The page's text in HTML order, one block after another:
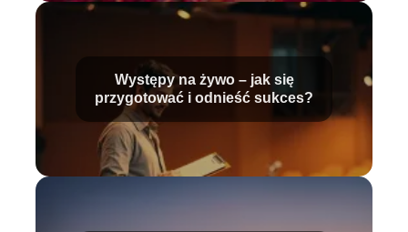
Występy na żywo – jak się
przygotować i odnieść sukces?